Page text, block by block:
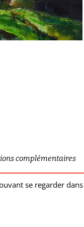
complémentaires
se regarder